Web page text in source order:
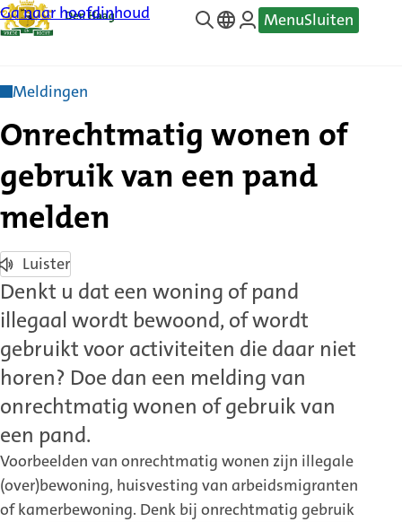
Ga naar hoofdinhoud
—
MenuSluiten
Meldingen
Onrechtmatig wonen of
gebruik van een pand
melden
Luister
Denkt u dat een woning of pand
illegaal wordt bewoond, of wordt
gebruikt voor activiteiten die daar niet
horen? Doe dan een melding van
onrechtmatig wonen of gebruik van
een pand.
Voorbeelden van onrechtmatig wonen zijn illegale
(over)bewoning, huisvesting van arbeidsmigranten
of kamerbewoning. Denk bij onrechtmatig gebruik